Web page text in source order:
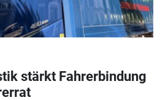
stärkt Fahrerbindung